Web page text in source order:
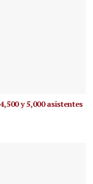
y 5,000 asistentes